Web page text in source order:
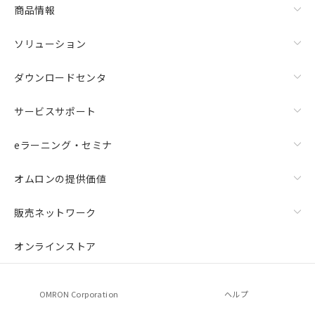
商品情報
ソリューション
ダウンロードセンタ
サービスサポート
eラーニング・セミナ
オムロンの提供価値
販売ネットワーク
オンラインストア
OMRON Corporation ヘルプ